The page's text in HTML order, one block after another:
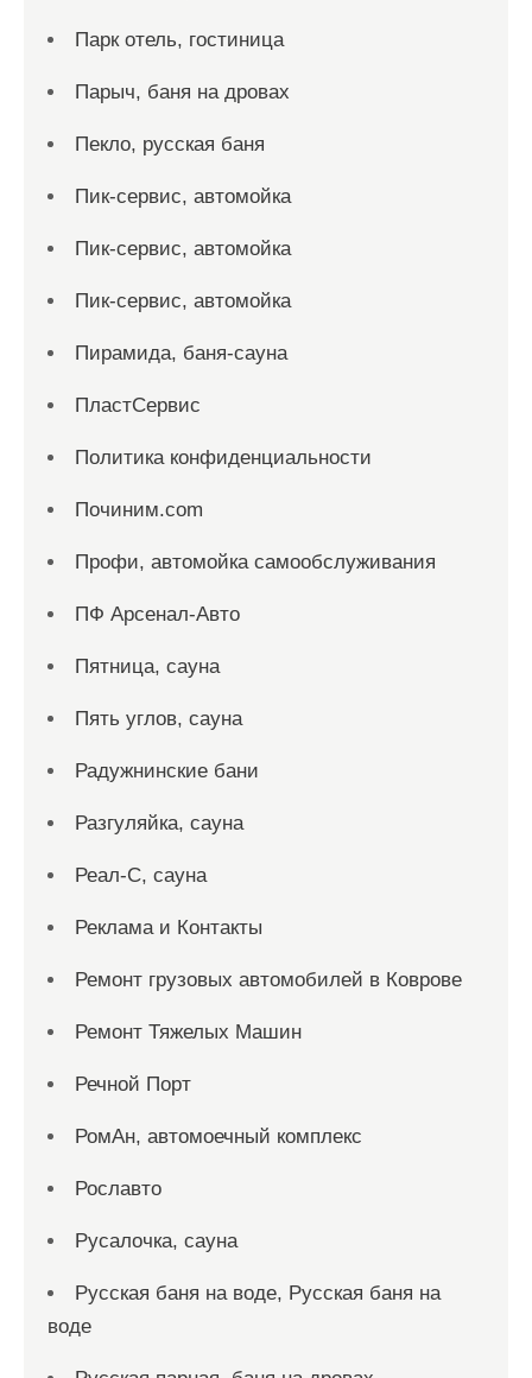
Парк отель, гостиница
Парыч, баня на дровах
Пекло, русская баня
Пик-сервис, автомойка
Пик-сервис, автомойка
Пик-сервис, автомойка
Пирамида, баня-сауна
ПластСервис
Политика конфиденциальности
Починим.com
Профи, автомойка самообслуживания
ПФ Арсенал-Авто
Пятница, сауна
Пять углов, сауна
Радужнинские бани
Разгуляйка, сауна
Реал-С, сауна
Реклама и Контакты
Ремонт грузовых автомобилей в Коврове
Ремонт Тяжелых Машин
Речной Порт
РомАн, автомоечный комплекс
Рославто
Русалочка, сауна
Русская баня на воде, Русская баня на
воде